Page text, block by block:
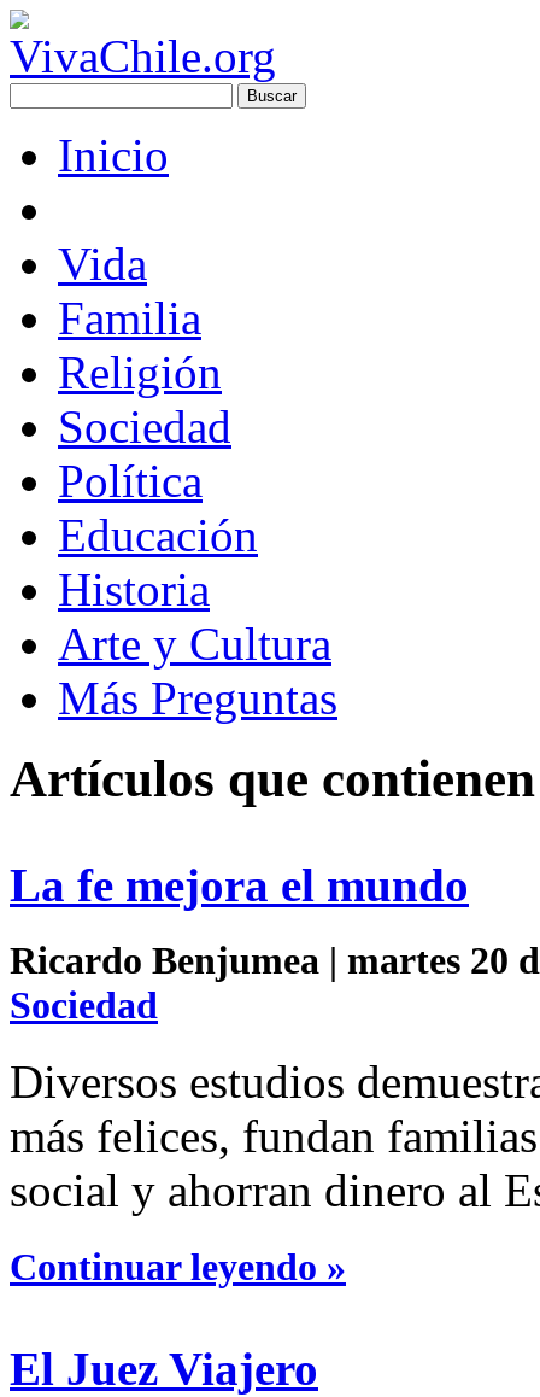
Inicio
Vida
Familia
Religión
Sociedad
Política
Educación
Historia
Arte y Cultura
Más Preguntas
Artículos que
La fe mejora el mundo
Ricardo Benjumea | martes 20
Sociedad
Diversos estudios
más felices, fundan
social y ahorran dinero al
Continuar leyendo »
El Juez Viajero